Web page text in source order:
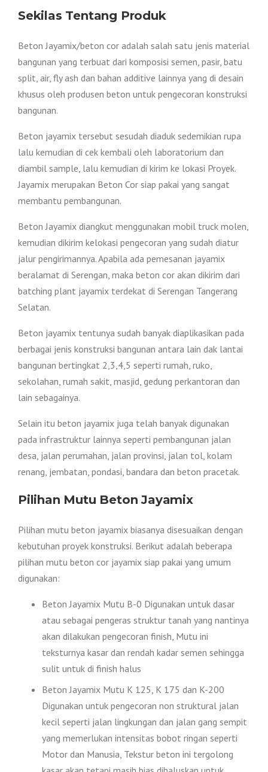
Sekilas Tentang Produk
Beton Jayamix/beton cor adalah salah satu jenis material
bangunan yang terbuat dari komposisi semen, pasir, batu
split, air, fly ash dan bahan additive lainnya yang di desain
khusus oleh produsen beton untuk pengecoran konstruksi
bangunan.
Beton jayamix tersebut sesudah diaduk sedemikian rupa
lalu kemudian di cek kembali oleh laboratorium dan
diambil sample, lalu kemudian di kirim ke lokasi Proyek.
Jayamix merupakan Beton Cor siap pakai yang sangat
membantu pembangunan.
Beton Jayamix diangkut menggunakan mobil truck molen,
kemudian dikirim kelokasi pengecoran yang sudah diatur
jalur pengirimannya. Apabila ada pemesanan jayamix
beralamat di Serengan, maka beton cor akan dikirim dari
batching plant jayamix terdekat di Serengan Tangerang
Selatan.
Beton jayamix tentunya sudah banyak diaplikasikan pada
berbagai jenis konstruksi bangunan antara lain dak lantai
bangunan bertingkat 2,3,4,5 seperti rumah, ruko,
sekolahan, rumah sakit, masjid, gedung perkantoran dan
lain sebagainya.
Selain itu beton jayamix juga telah banyak digunakan
pada infrastruktur lainnya seperti pembangunan jalan
desa, jalan perumahan, jalan provinsi, jalan tol, kolam
renang, jembatan, pondasi, bandara dan beton pracetak.
Pilihan Mutu Beton Jayamix
Pilihan mutu beton jayamix biasanya disesuaikan dengan
kebutuhan proyek konstruksi. Berikut adalah beberapa
pilihan mutu beton cor jayamix siap pakai yang umum
digunakan:
Beton Jayamix Mutu B-0 Digunakan untuk dasar
atau sebagai pengeras struktur tanah yang nantinya
akan dilakukan pengecoran finish, Mutu ini
teksturnya kasar dan rendah kadar semen sehingga
sulit untuk di finish halus
Beton Jayamix Mutu K 125, K 175 dan K-200
Digunakan untuk pengecoran non struktural jalan
kecil seperti jalan lingkungan dan jalan gang sempit
yang memerlukan intensitas bobot ringan seperti
Motor dan Manusia, Tekstur beton ini tergolong